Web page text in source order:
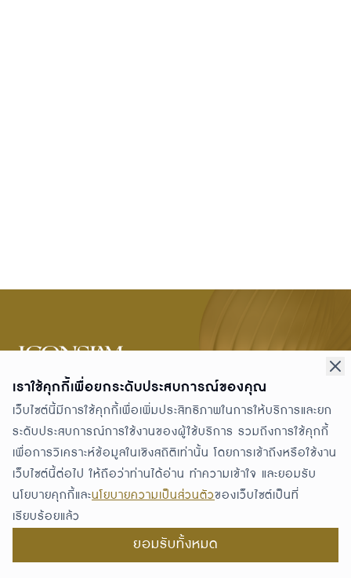
คลองสาน กทม. 10600
GETTING HERE
PROMOTIONS
THE STORIES
ABOUT ICONSIAM
DIRECTORY
RESIDENCE
เราใช้คุกกี้เพื่อยกระดับประสบการณ์ของคุณ
เว็บไซต์นี้มีการใช้คุกกี้เพื่อเพิ่มประสิทธิภาพในการให้บริการและยก
ระดับประสบการณ์การใช้งานของผู้ใช้บริการ รวมถึงการใช้คุกกี้
เพื่อการวิเคราะห์ข้อมูลในเชิงสถิติเท่านั้น โดยการเข้าถึงหรือใช้งาน
เว็บไซต์นี้ต่อไป ให้ถือว่าท่านได้อ่าน ทำความเข้าใจ และยอมรับ
นโยบายคุกกี้และนโยบายความเป็นส่วนตัวของเว็บไซต์เป็นที่
เรียบร้อยแล้ว
ยอมรับทั้งหมด